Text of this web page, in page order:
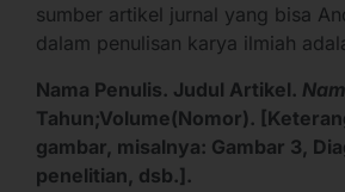
sumber artikel jurnal yang bisa
dalam penulisan karya ilmiah
Nama Penulis. Judul Artikel.
Tahun;Volume(Nomor).
gambar, misalnya: Gambar 3,
penelitian, dsb.].